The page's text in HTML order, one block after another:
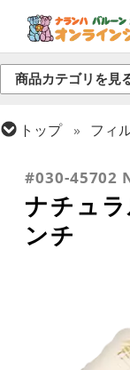
商品カテゴリを見
トップ フィ
#030-45702
ナチュ
ンチ